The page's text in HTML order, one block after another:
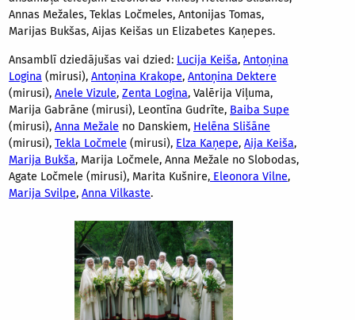
Annas Mežales, Teklas Ločmeles, Antonijas Tomas,
Marijas Bukšas, Aijas Keišas un Elizabetes Kaņepes.
Ansamblī dziedājušas vai dzied: Lucija Keiša, Antoņina
Logina (mirusi), Antoņina Krakope, Antoņina Dektere
(mirusi), Anele Vizule, Zenta Logina, Valērija Viļuma,
Marija Gabrāne (mirusi), Leontīna Gudrīte, Baiba Supe
(mirusi), Anna Mežale no Danskiem, Helēna Slišāne
(mirusi), Tekla Ločmele (mirusi), Elza Kaņepe, Aija Keiša,
Marija Bukša, Marija Ločmele, Anna Mežale no Slobodas,
Agate Ločmele (mirusi), Marita Kušnire, Eleonora Vilne,
Marija Svilpe, Anna Vilkaste.